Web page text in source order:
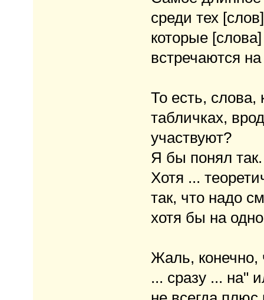
среди тех
которые [слова]
встречаются
То есть, слова,
табличках,
участвуют?
Я бы понял так.
Хотя ...
так, что надо
хотя бы на
Жаль, конечно,
... сразу ... на"